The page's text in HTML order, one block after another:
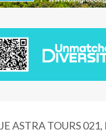
ASTRA TOURS